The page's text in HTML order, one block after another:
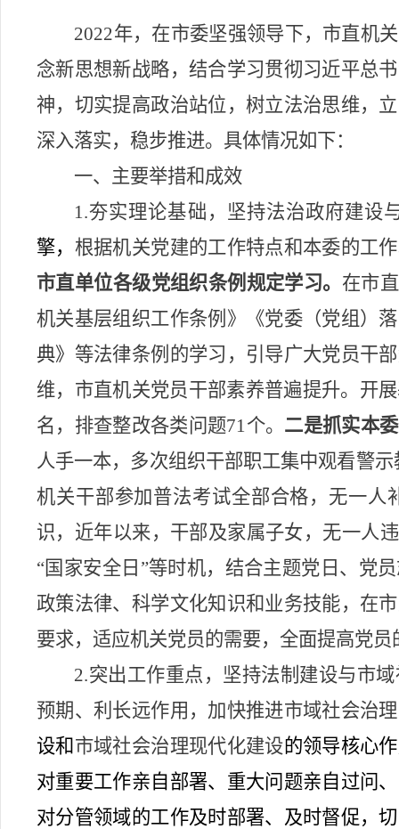
2022年，在市委坚强领导下，市直机
念新思想新战略，结合学习贯彻习近平总
神，切实提高政治站位，树立法治思维，
深入落实，稳步推进。具体情况如下：
一、主要举措和成效
1.夯实理论基础，坚持法治政府建设
擎， 根据机关党建的工作特点和本委的工作
市直单位各级党组织条例规定学习。 在市
机关基层组织工作条例》《党委（党组）
典》 等法律条例的学习 ， 引导广大党员干
维，市直机关党员干部素养普遍提升。 开
名，排查整改各类问题71个。 二是抓实本委
人手一本， 多次组织干部职工集中观看警
机关干部参加普法考试全部合格，无一人
识， 近年以来， 干部及家属子女，无一人
“国家安全日”等时机，结合主题党日 、党
政策法律、科学文化知识和业务技能， 在
要求， 适应机关党员的需要，全面提高党员
2.突出工作重点，坚持法制建设与市
预期、利长远作用，加快推进市域社会治
设和 市域社会治理现代化建设的领导核心
对重要工作亲自部署、重大问题亲自过问
对分管领域的工作及时部署、及时督促，